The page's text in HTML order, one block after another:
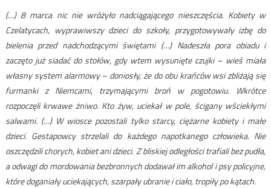
(…) 8 marca nic nie wróżyło nadciągającego nieszczęścia. Kobiety w
Czelatycach, wyprawiwszy dzieci do szkoły, przygotowywały izbę do
bielenia przed nadchodzącymi świętami (…) Nadeszła pora obiadu i
zaczęto już siadać do stołów, gdy wtem wysunięte czujki – wieś miała
własny system alarmowy – doniosły, że do obu krańców wsi zbliżają się
furmanki z Niemcami, trzymającymi broń w pogotowiu. Wkrótce
rozpoczęli krwawe żniwo. Kto żyw, uciekał w pole, ścigany wściekłymi
salwami. (…) W wiosce pozostali tylko starcy, ciężarne kobiety i małe
dzieci. Gestapowcy strzelali do każdego napotkanego człowieka. Nie
oszczędzili chorych, kobiet ani dzieci. Z bliskiej odległości trafiali bez pudła,
a odwagi do mordowania bezbronnych dodawał im alkohol i psy policyjne,
które doganiały uciekających, szarpały ubranie i ciało, tropiły po kątach.